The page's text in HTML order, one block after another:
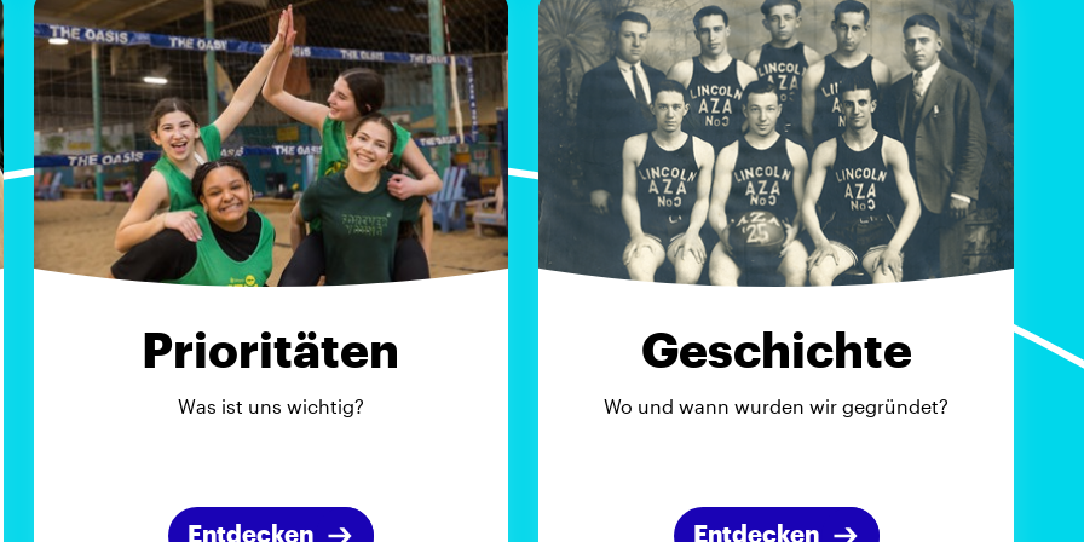
Prioritäten
Was ist uns wichtig?
Entdecken
Geschichte
Wo und wann wurden wir gegründet?
Entdecken